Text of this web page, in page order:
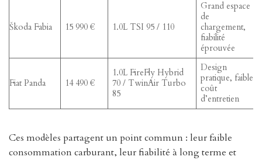
Škoda Fabia 15 990 € 1.0L TSI 95 / 110
Grand espace
de
chargement,
fiabilité
éprouvée
Fiat Panda 14 490 €
1.0L FireFly Hybrid
70 / TwinAir Turbo
85
Design
pratique, faible
coût
d’entretien
Ces modèles partagent un point commun : leur faible
consommation carburant, leur fiabilité à long terme et